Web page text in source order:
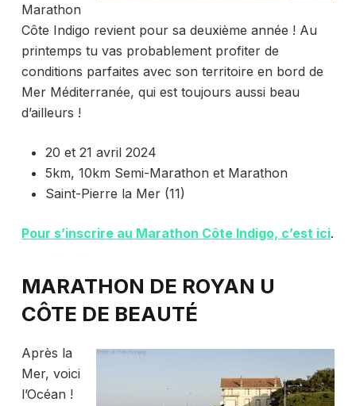
Marathon
Côte Indigo revient pour sa deuxième année ! Au
printemps tu vas probablement profiter de
conditions parfaites avec son territoire en bord de
Mer Méditerranée, qui est toujours aussi beau
d’ailleurs !
20 et 21 avril 2024
5km, 10km Semi-Marathon et Marathon
Saint-Pierre la Mer (11)
Pour s’inscrire au Marathon Côte Indigo, c’est ici.
MARATHON DE ROYAN U
CÔTE DE BEAUTÉ
Après la
Mer, voici
l’Océan !